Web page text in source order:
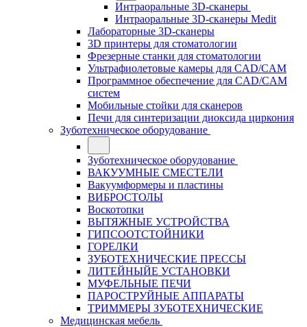
Интраоральные 3D-сканеры
Интраоральные 3D-сканеры Medit
Лабораторные 3D-сканеры
3D принтеры для стоматологии
Фрезерные станки для стоматологии
Ультрафиолетовые камеры для CAD/CAM
Программное обеспечение для CAD/CAM
систем
Мобильные стойки для сканеров
Печи для синтеризации диоксида циркония
Зуботехническое оборудование
Зуботехническое оборудование
ВАКУУМНЫЕ СМЕСТЕЛИ
Вакуумформеры и пластины
ВИБРОСТОЛЫ
Воскотопки
ВЫТЯЖНЫЕ УСТРОЙСТВА
ГИПСООТСТОЙНИКИ
ГОРЕЛКИ
ЗУБОТЕХНИЧЕСКИЕ ПРЕССЫ
ЛИТЕЙНЫЙЕ УСТАНОВКИ
МУФЕЛЬНЫЕ ПЕЧИ
ПАРОСТРУЙНЫЕ АППАРАТЫ
ТРИММЕРЫ ЗУБОТЕХНИЧЕСКИЕ
Медицинская мебель